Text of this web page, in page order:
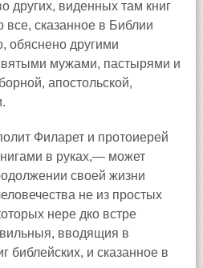
других, виденных там книг
все, сказанное в Библии
обяснено другими
мужами, пастырями и
апостольской,
Филарет и протоиерей
в руках,— может
своей жизни
не из простых
нере дко встре
вводящия в
библейских, и сказанное в